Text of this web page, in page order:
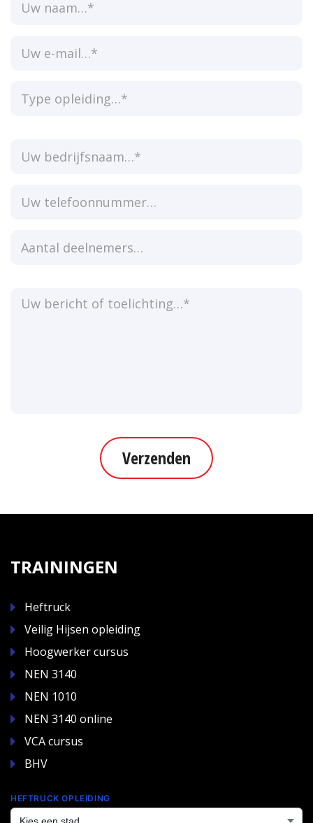
Verzenden
TRAININGEN
Heftruck
Veilig Hijsen opleiding
Hoogwerker cursus
NEN 3140
NEN 1010
NEN 3140 online
VCA cursus
BHV
HEFTRUCK OPLEIDING